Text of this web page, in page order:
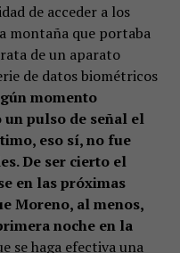
de acceder a los
montaña que portaba
de un aparato
de datos biométricos
momento
pulso de señal el
eso sí, no fue
De ser cierto el
en las próximas
Moreno, al menos,
noche en la
se haga efectiva una